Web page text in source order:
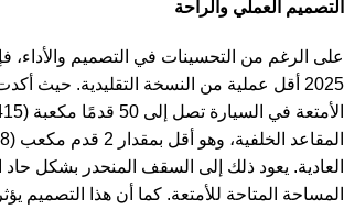
التصميم العملي والراحة
2025 أقل عملية من النسخة التقليدية. حيث
العادية. يعود ذلك إلى السقف المنحدر بشكل
المساحة المتاحة للأمتعة. كما أن هذا التصميم